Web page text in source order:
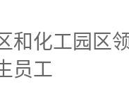
和化工园区
员工